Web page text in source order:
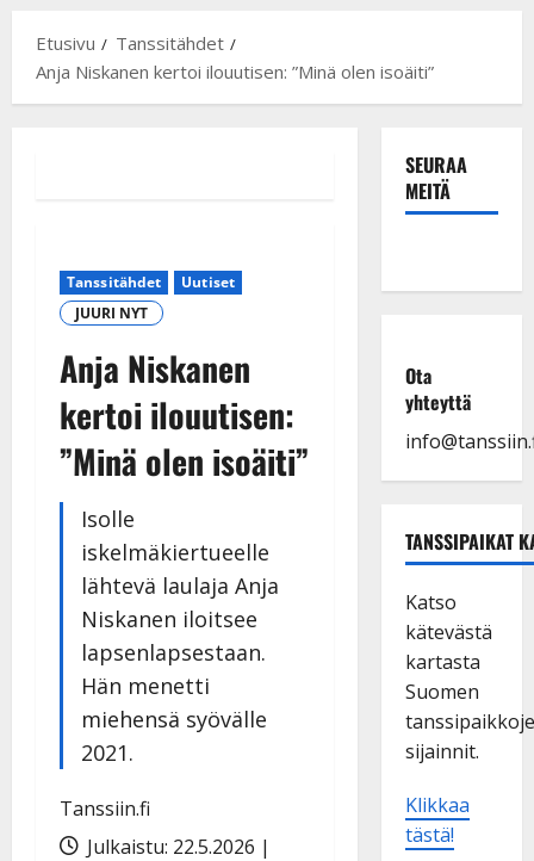
Etusivu
Tanssitähdet
Anja Niskanen kertoi ilouutisen: ”Minä olen isoäiti”
Tanssitähdet
Uutiset
JUURI NYT
Anja Niskanen
kertoi ilouutisen:
”Minä olen isoäiti”
Isolle
iskelmäkiertueelle
lähtevä laulaja Anja
Niskanen iloitsee
lapsenlapsestaan.
Hän menetti
miehensä syövälle
2021.
Tanssiin.fi
Julkaistu: 22.5.2026 |
SEURAA
MEITÄ
Ota
yhteyttä
TANSSIPAIKAT
Katso
kätevästä
kartasta
Suomen
sijainnit.
Klikkaa
tästä!